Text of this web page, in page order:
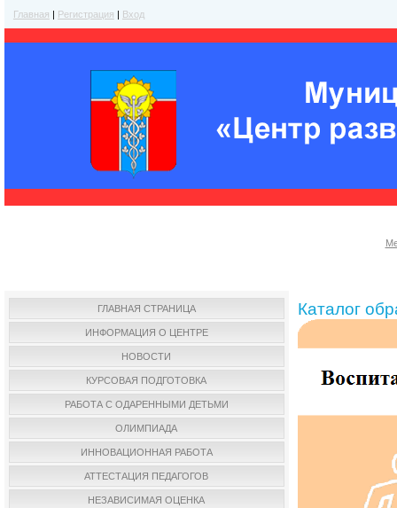
Главная | Регистрация | Вход
ГЛАВНАЯ СТРАНИЦА
ИНФОРМАЦИЯ О ЦЕНТРЕ
НОВОСТИ
КУРСОВАЯ ПОДГОТОВКА
РАБОТА С ОДАРЕННЫМИ ДЕТЬМИ
ОЛИМПИАДА
ИННОВАЦИОННАЯ РАБОТА
АТТЕСТАЦИЯ ПЕДАГОГОВ
НЕЗАВИСИМАЯ ОЦЕНКА
Каталог